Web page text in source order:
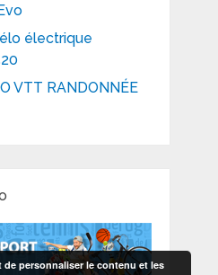
électrique
VTT RANDONNÉE
personnaliser le contenu et les